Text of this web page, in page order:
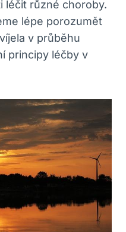
léčit různé choroby.
lépe porozumět
v průběhu
principy léčby v